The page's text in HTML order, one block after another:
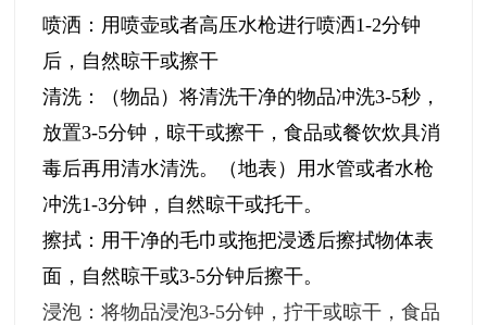
喷洒：用喷壶或者高压水枪进行喷洒1-2分钟
后，自然晾干或擦干
清洗：（物品）将清洗干净的物品冲洗3-5秒，
放置3-5分钟，晾干或擦干，食品或餐饮炊具消
毒后再用清水清洗。（地表）用水管或者水枪
冲洗1-3分钟，自然晾干或托干。
擦拭：用干净的毛巾或拖把浸透后擦拭物体表
面，自然晾干或3-5分钟后擦干。
浸泡：将物品浸泡3-5分钟，拧干或晾干，食品